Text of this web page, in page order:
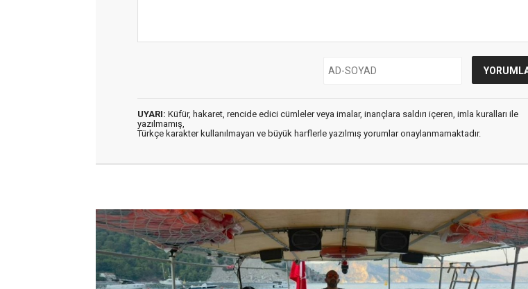
UYARI: Küfür, hakaret, rencide edici cümleler veya imalar, inançlara saldırı içeren, imla kuralları ile
yazılmamış,
Türkçe karakter kullanılmayan ve büyük harflerle yazılmış yorumlar onaylanmamaktadır.